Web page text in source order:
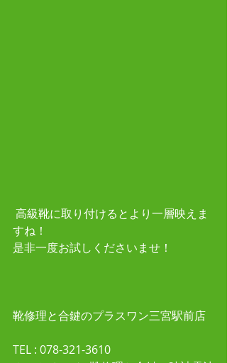
すね！
是非一度お試しくださいませ！
靴修理と合鍵のプラスワン三宮駅前店
TEL : 078-321-3610